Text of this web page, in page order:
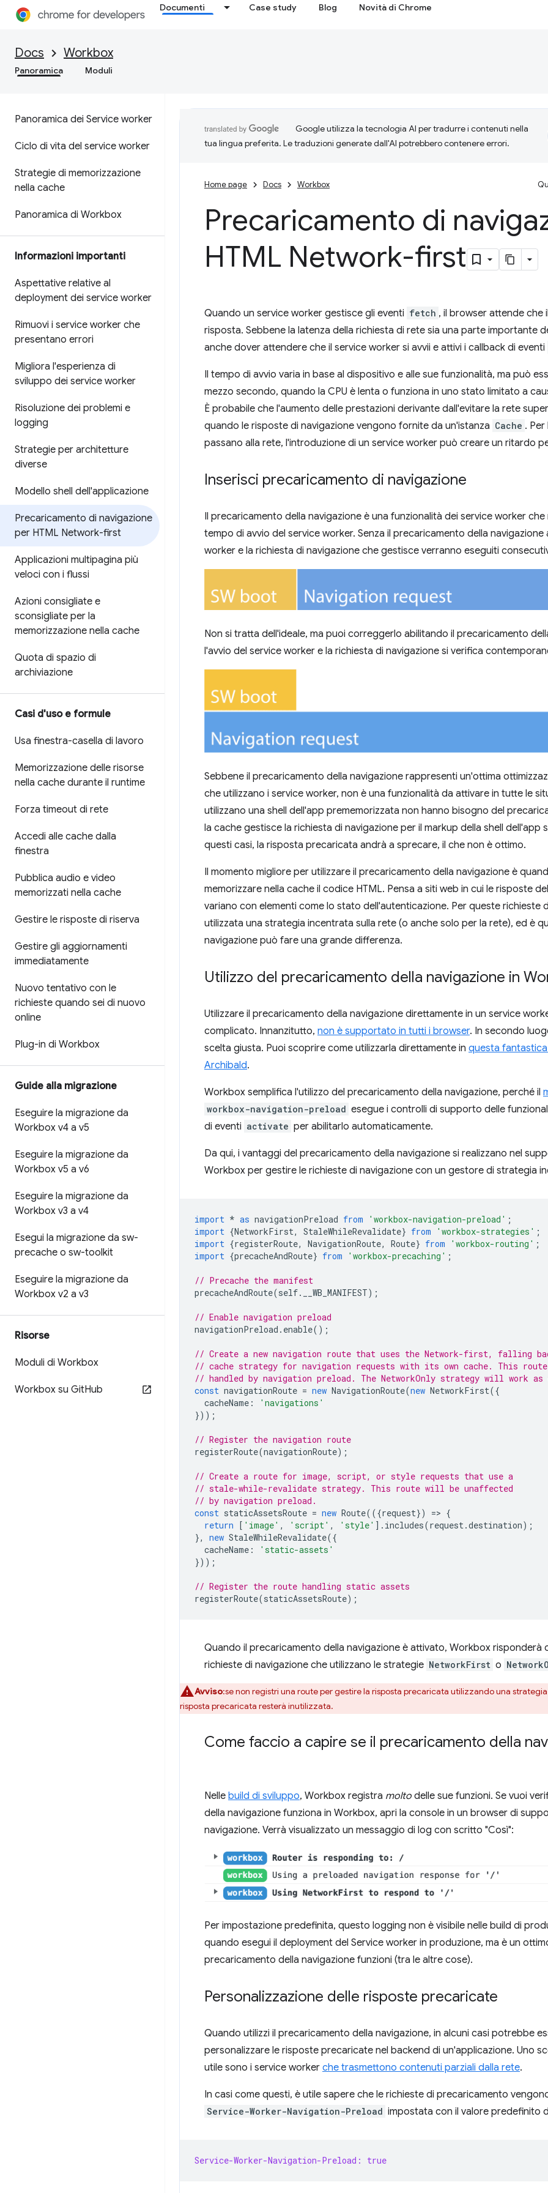
Documenti Case study Blog Novità di Chrome
Docs Workbox
Panoramica Moduli
Panoramica dei Service worker
Ciclo di vita del service worker
Strategie di memorizzazione
nella cache
Panoramica di Workbox
Informazioni importanti
Aspettative relative al
deployment dei service worker
Rimuovi i service worker che
presentano errori
Migliora l'esperienza di
sviluppo dei service worker
Risoluzione dei problemi e
logging
Strategie per architetture
diverse
Modello shell dell'applicazione
Precaricamento di navigazione
per HTML Network-first
Applicazioni multipagina più
veloci con i flussi
Azioni consigliate e
sconsigliate per la
memorizzazione nella cache
Quota di spazio di
archiviazione
Casi d'uso e formule
Usa finestra-casella di lavoro
Memorizzazione delle risorse
nella cache durante il runtime
Forza timeout di rete
Accedi alle cache dalla
finestra
Pubblica audio e video
memorizzati nella cache
Gestire le risposte di riserva
Gestire gli aggiornamenti
immediatamente
Nuovo tentativo con le
richieste quando sei di nuovo
online
Plug-in di Workbox
Guide alla migrazione
Eseguire la migrazione da
Workbox v4 a v5
Eseguire la migrazione da
Workbox v5 a v6
Eseguire la migrazione da
Workbox v3 a v4
Esegui la migrazione da sw-
precache o sw-toolkit
Eseguire la migrazione da
Workbox v2 a v3
Risorse
Moduli di Workbox
Workbox su GitHub
Google utilizza la tecnologia AI per tradurre i contenuti nella
tua lingua preferita. Le traduzioni generate dall'AI potrebbero contenere errori.
Home page Docs Workbox
Precaricamento di
HTML Network-first
Quando un service worker gestisce gli eventi fetch , il browser attende che
risposta. Sebbene la latenza della richiesta di rete sia una parte importante
anche dover attendere che il service worker si avvii e attivi i callback di eventi
Il tempo di avvio varia in base al dispositivo e alle sue funzionalità, ma può
mezzo secondo, quando la CPU è lenta o funziona in uno stato limitato a
È probabile che l'aumento delle prestazioni derivante dall'evitare la rete
quando le risposte di navigazione vengono fornite da un'istanza Cache .
passano alla rete, l'introduzione di un service worker può creare un ritardo
Inserisci precaricamento di navigazione
Il precaricamento della navigazione è una funzionalità dei service worker
tempo di avvio del service worker. Senza il precaricamento della
worker e la richiesta di navigazione che gestisce verranno eseguiti
Non si tratta dell'ideale, ma puoi correggerlo abilitando il precaricamento
l'avvio del service worker e la richiesta di navigazione si verifica
Sebbene il precaricamento della navigazione rappresenti un'ottima
che utilizzano i service worker, non è una funzionalità da attivare in tutte le
utilizzano una shell dell'app prememorizzata non hanno bisogno del
la cache gestisce la richiesta di navigazione per il markup della shell dell'app
questi casi, la risposta precaricata andrà a sprecare, il che non è ottimo.
Il momento migliore per utilizzare il precaricamento della navigazione è
memorizzare nella cache il codice HTML. Pensa a siti web in cui le risposte
variano con elementi come lo stato dell'autenticazione. Per queste richieste
utilizzata una strategia incentrata sulla rete (o anche solo per la rete), ed è
navigazione può fare una grande differenza.
Utilizzo del precaricamento della navigazione in
Utilizzare il precaricamento della navigazione direttamente in un service
complicato. Innanzitutto, non è supportato in tutti i browser. In secondo
scelta giusta. Puoi scoprire come utilizzarla direttamente in questa
Archibald.
Workbox semplifica l'utilizzo del precaricamento della navigazione, perché il
workbox-navigation-preload esegue i controlli di supporto delle
di eventi activate per abilitarlo automaticamente.
Da qui, i vantaggi del precaricamento della navigazione si realizzano nel
Workbox per gestire le richieste di navigazione con un gestore di strategia
import * as navigationPreload from 'workbox-navigation-preload' ;
import {NetworkFirst, StaleWhileRevalidate} from 'workbox-strategies' ;
import {registerRoute, NavigationRoute, Route} from 'workbox-routing' ;
import {precacheAndRoute} from 'workbox-precaching' ;
// Precache the manifest
precacheAndRoute(self. __WB_MANIFEST);
// Enable navigation preload
navigationPreload . enable();
// Create a new navigation route that uses the Network-first, falling
// cache strategy for navigation requests with its own cache. This
// handled by navigation preload. The NetworkOnly strategy will work as
const navigationRoute = new NavigationRoute(new NetworkFirst({
cacheName :
'navigations'
}));
// Register the navigation route
registerRoute(navigationRoute);
// Create a route for image, script, or style requests that use a
// stale-while-revalidate strategy. This route will be unaffected
// by navigation preload.
const staticAssetsRoute = new Route(({request}) => {
return [ 'image' , 'script' , 'style' ]. includes(request .destination);
},
new StaleWhileRevalidate({
cacheName :
'static-assets'
}));
// Register the route handling static assets
registerRoute(staticAssetsRoute);
Quando il precaricamento della navigazione è attivato, Workbox risponderà
richieste di navigazione che utilizzano le strategie NetworkFirst o
Avviso:se non registri una route per gestire la risposta precaricata utilizzando una
risposta precaricata resterà inutilizzata.
Come faccio a capire se il precaricamento della
Nelle build di sviluppo, Workbox registra molto delle sue funzioni. Se vuoi
della navigazione funziona in Workbox, apri la console in un browser di
navigazione. Verrà visualizzato un messaggio di log con scritto "Così":
Per impostazione predefinita, questo logging non è visibile nelle build di
quando esegui il deployment del Service worker in produzione, ma è un
precaricamento della navigazione funzioni (tra le altre cose).
Personalizzazione delle risposte precaricate
Quando utilizzi il precaricamento della navigazione, in alcuni casi potrebbe
personalizzare le risposte precaricate nel backend di un'applicazione. Uno
utile sono i service worker che trasmettono contenuti parziali dalla rete.
In casi come questi, è utile sapere che le richieste di precaricamento
Service-Worker-Navigation-Preload impostata con il valore predefinito
Service-Worker-Navigation-Preload: true